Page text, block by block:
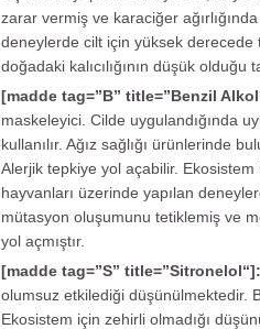
zarar vermiş ve karaciğer
deneylerde cilt için yüksek derecede
doğadaki kalıcılığının düşük olduğu
[madde tag=”B” title=”Benzil Alkol
maskeleyici. Cilde uygulandığında
kullanılır. Ağız sağlığı ürünlerinde
Alerjik tepkiye yol açabilir.
hayvanları üzerinde yapılan
mütasyon oluşumunu tetiklemiş ve
yol açmıştır.
[madde tag=”S” title=”Sitronelol“]:
olumsuz etkilediği düşünülmektedir.
Ekosistem için zehirli olmadığı